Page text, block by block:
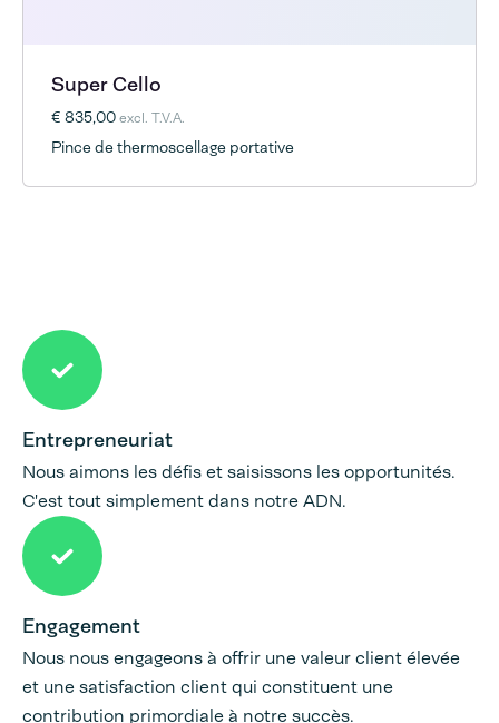
Super Cello
€ 835,00excl. T.V.A.
Pince de thermoscellage portative
Entrepreneuriat
Nous aimons les défis et saisissons les opportunités.
C'est tout simplement dans notre ADN.
Engagement
Nous nous engageons à offrir une valeur client élevée
et une satisfaction client qui constituent une
contribution primordiale à notre succès.